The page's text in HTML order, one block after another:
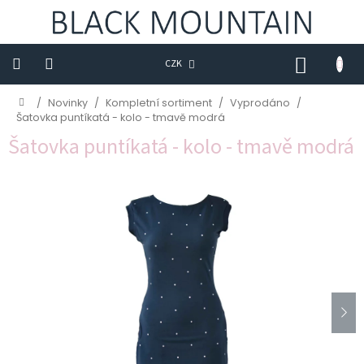
CZK
KOŠÍK
Novinky
BLACK
M
Domů
/ Novinky / Kompletní sortiment / Vyprodáno /
Šatovka puntíkatá - kolo - tmavě modrá
Šatovka puntíkatá - kolo - tmavě modrá